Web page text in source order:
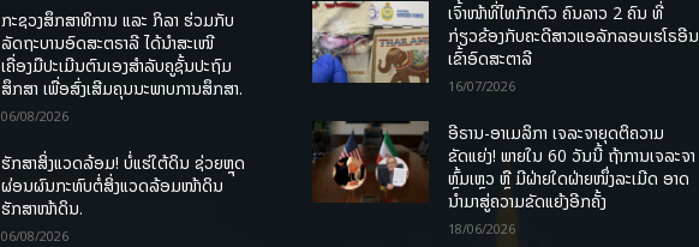
ກະຊວງສຶກສາທິການ ແລະ ກິລາ ຮ່ວມກັບ
ລັດຖະບານອົດສະຕຣາລີ ໄດ້ນຳສະເໜີ
ເຄື່ອງມືປະເມີນຕົນເອງສຳລັບຄູຊັ້ນປະຖົມ
ສຶກສາ ເພື່ອສົ່ງເສີມຄຸນນະພາບການສຶກສາ.
06/08/2026
ຮັກສາສິ່ງແວດລ້ອມ! ບໍ່ແຮ່ໃຕ້ດິນ ຊ່ວຍຫຼຸດ
ຜ່ອນຜົນກະທົບຕໍ່ສິ່ງແວດລ້ອມໜ້າດິນ
ຮັກສາໜ້າດິນ.
06/08/2026
ເຈົ້າໜ້າທີ່ໄທກັກຕົວ ຄົນລາວ 2 ຄົນ ທີ່
ກ່ຽວຂ້ອງກັບຄະດີສາວແອລັກລອບເຮໂຣອີນ
ເຂົ້າອົດສະຕາລີ
16/07/2026
ອີຣານ-ອາເມລິກາ ເຈລະຈາຍຸດຕິຄວາມ
ຂັດແຍ່ງ! ພາຍໃນ 60 ວັນນີ້ ຖ້າການເຈລະຈາ
ຫຼົ້ມເຫຼວ ຫຼື ມີຝ່າຍໃດຝ່າຍໜຶ່ງລະເມີດ ອາດ
ນໍາມາສູ່ຄວາມຂັດແຍ້ງອີກຄັ້ງ
18/06/2026